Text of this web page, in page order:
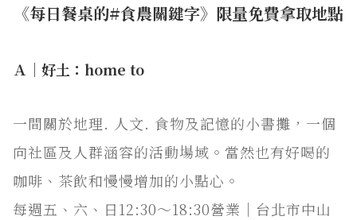
《每日餐桌的#食農關鍵字》限量免費拿取地點
Ａ｜好土：home to
一間關於地理. 人文. 食物及記憶的小書攤，一個
向社區及人群涵容的活動場域。當然也有好喝的
咖啡、茶飲和慢慢增加的小點心。
每週五、六、日12:30～18:30營業｜台北市中山